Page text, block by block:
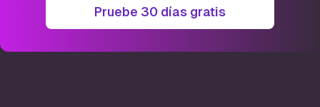
Pruebe 30 días gratis